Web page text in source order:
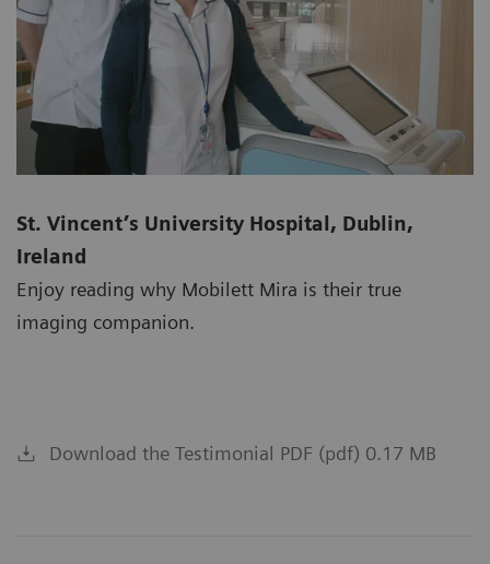
St. Vincent’s University Hospital, Dublin,
Ireland
Enjoy reading why Mobilett Mira is their true
imaging companion.
Download the Testimonial PDF (pdf) 0.17 MB